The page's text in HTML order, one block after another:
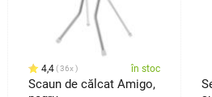
4,4 36x în stoc
Scaun de călcat Amigo,